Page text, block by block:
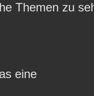
Themen zu
eine